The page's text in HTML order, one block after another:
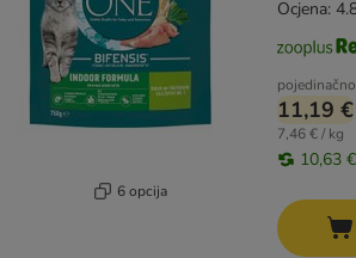
6 opcija
pojedinačno
11,19 €
7,46 € / kg
10,63 €
Ocjena: